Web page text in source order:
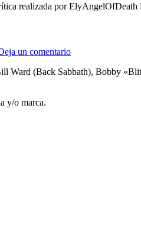
realizada por ElyAngelOfDeath
un comentario
Ward (Back Sabbath), Bobby
y/o marca.